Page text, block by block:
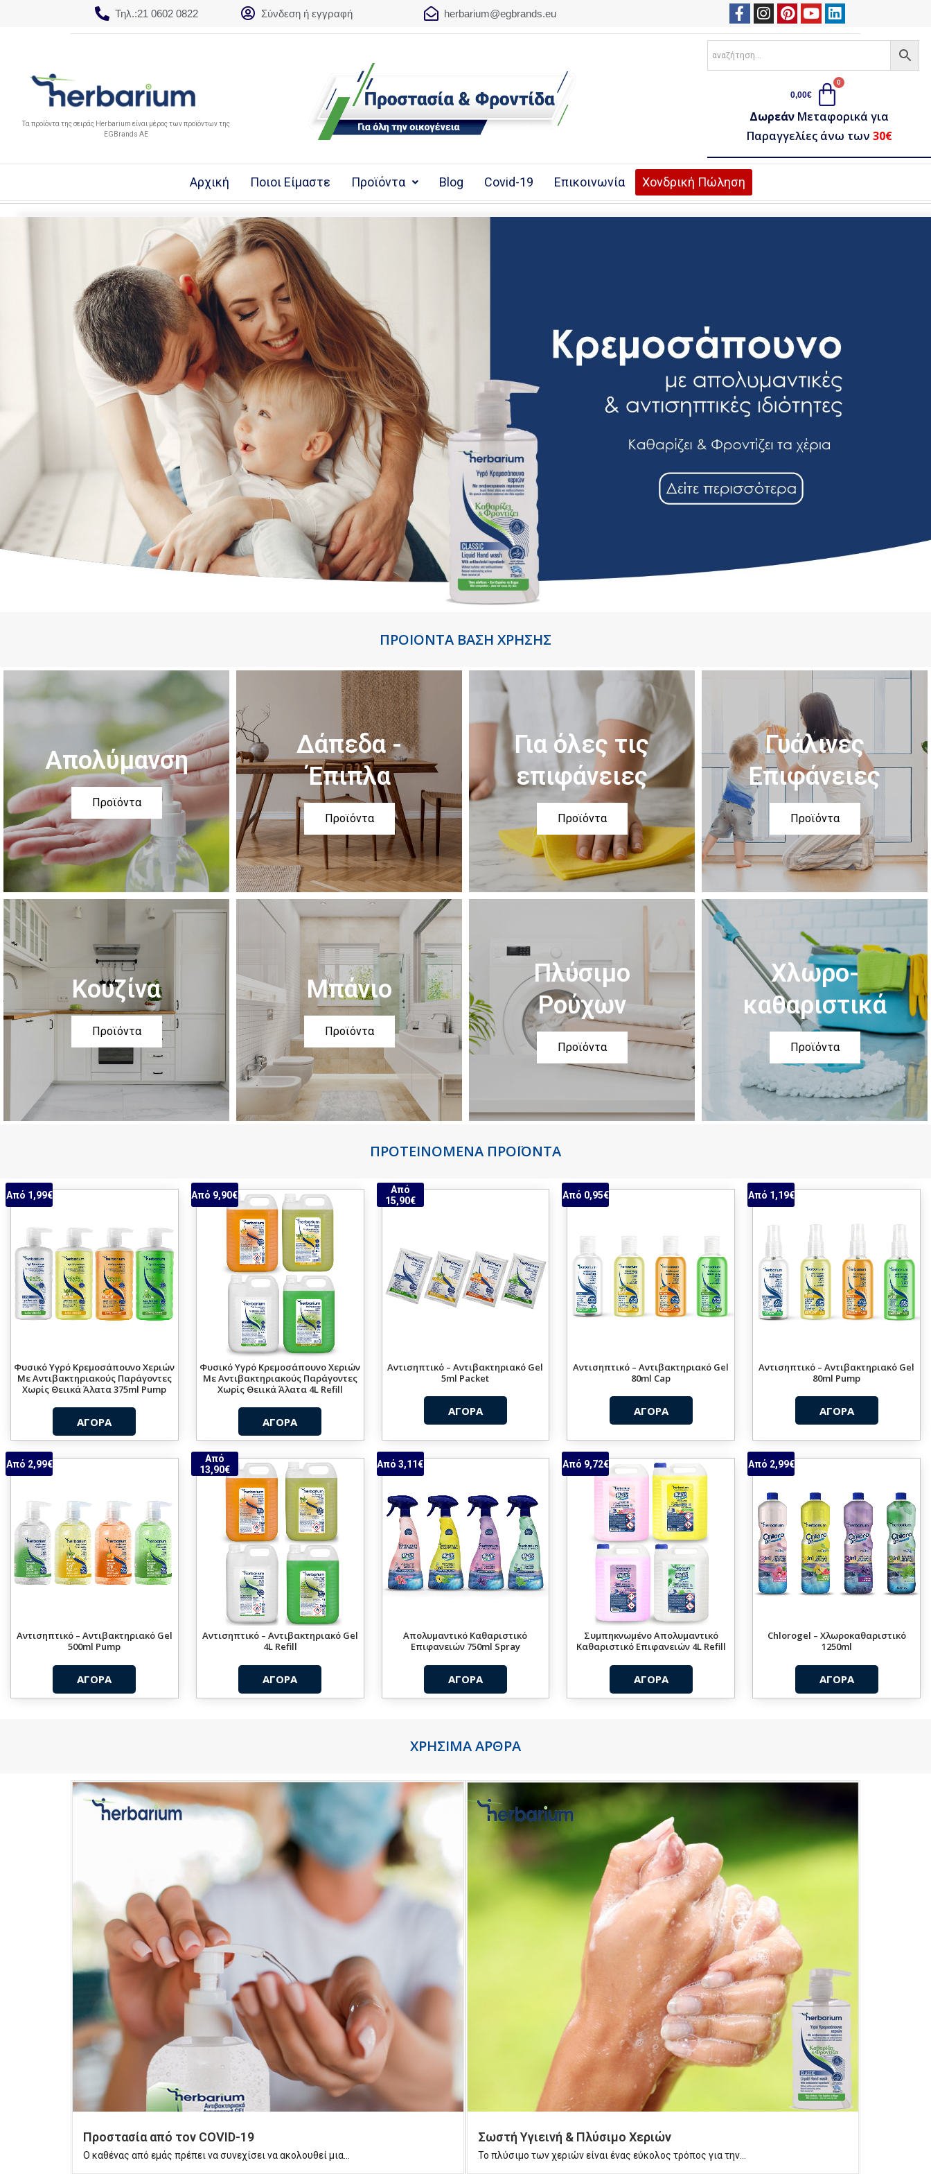
Τηλ.:21 0602 0822 Σύνδεση ή εγγραφή herbarium@egbrands.eu
Τα προϊόντα της σειράς Herbarium είναι μέρος των προϊόντων της
EGBrands AE
0,00€
Δωρεάν Μεταφορικά για
Παραγγελίες άνω των 30€
Αρχική Ποιοι Είμαστε Προϊόντα Blog Covid-19 Επικοινωνία Χονδρική Πώληση
ΠΡΟΙΟΝΤΑ ΒΑΣΗ ΧΡΗΣΗΣ
Απολύμανση
Προϊόντα
Δάπεδα -
Έπιπλα
Προϊόντα
Για όλες τις
επιφάνειες
Προϊόντα
Γυάλινες
Επιφάνειες
Προϊόντα
Κουζίνα
Προϊόντα
Μπάνιο
Προϊόντα
Πλύσιμο
Ρούχων
Προϊόντα
Χλωρο-
καθαριστικά
Προϊόντα
ΠΡΟΤΕΙΝΟΜΕΝΑ ΠΡΟΪΟΝΤΑ
Φυσικό Υγρό Κρεμοσάπουνο Χεριών
Με Αντιβακτηριακούς Παράγοντες
Χωρίς Θειικά Άλατα 375ml Pump
Από 1,99€
ΑΓΟΡΑ
Φυσικό Υγρό Κρεμοσάπουνο Χεριών
Με Αντιβακτηριακούς Παράγοντες
Χωρίς Θειικά Άλατα 4L Refill
Από 9,90€
ΑΓΟΡΑ
Αντισηπτικό – Αντιβακτηριακό Gel
5ml Packet
Από
15,90€
ΑΓΟΡΑ
Αντισηπτικό – Αντιβακτηριακό Gel
80ml Cap
Από 0,95€
ΑΓΟΡΑ
Αντισηπτικό – Αντιβακτηριακό Gel
80ml Pump
Από 1,19€
ΑΓΟΡΑ
Αντισηπτικό – Αντιβακτηριακό Gel
500ml Pump
Από 2,99€
ΑΓΟΡΑ
Αντισηπτικό – Αντιβακτηριακό Gel
4L Refill
Από
13,90€
ΑΓΟΡΑ
Aπολυμαντικό Καθαριστικό
Επιφανειών 750ml Spray
Από 3,11€
ΑΓΟΡΑ
Συμπηκνωμένο Απολυμαντικό
Καθαριστικό Επιφανειών 4L Refill
Από 9,72€
ΑΓΟΡΑ
Chlorogel – Χλωροκαθαριστικό
1250ml
Από 2,99€
ΑΓΟΡΑ
ΧΡΗΣΙΜΑ ΑΡΘΡΑ
Προστασία από τον COVID-19
Ο καθένας από εμάς πρέπει να συνεχίσει να ακολουθεί μια...
Σωστή Υγιεινή & Πλύσιμο Χεριών
Το πλύσιμο των χεριών είναι ένας εύκολος τρόπος για την...